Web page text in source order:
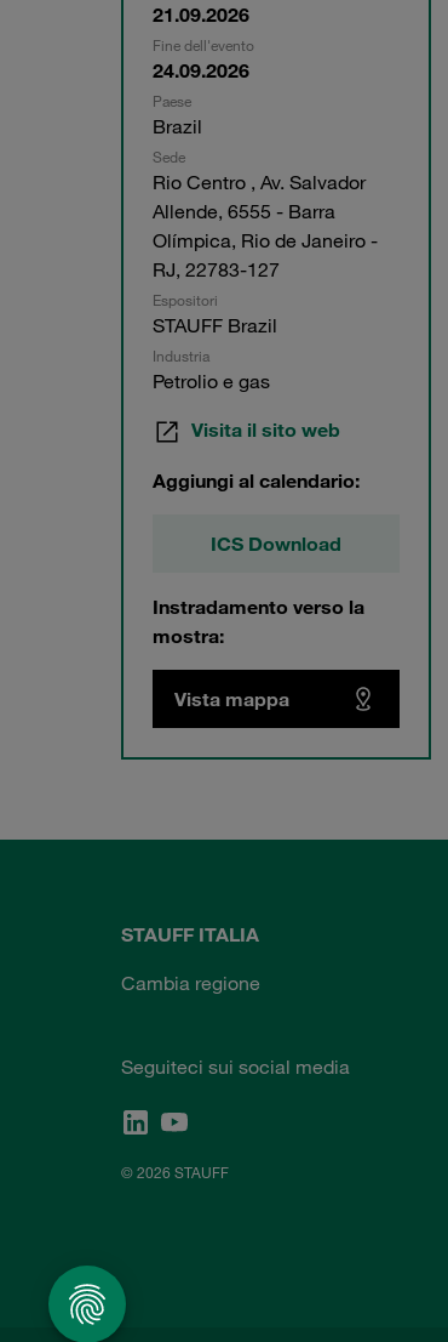
21.09.2026
Fine dell'evento
24.09.2026
Paese
Brazil
Sede
Rio Centro , Av. Salvador
Allende, 6555 - Barra
Olímpica, Rio de Janeiro -
RJ, 22783-127
Espositori
STAUFF Brazil
Industria
Petrolio e gas
Visita il sito web
Aggiungi al calendario:
ICS Download
Instradamento verso la
mostra:
Vista mappa
STAUFF ITALIA
Cambia regione
Seguiteci sui social media
© 2026 STAUFF